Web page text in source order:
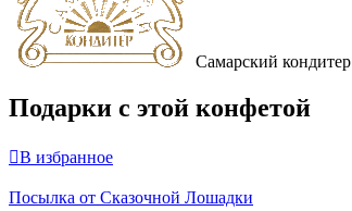
Самарский кондитер
Подарки с этой конфетой
В избранное
Посылка от Сказочной Лошадки